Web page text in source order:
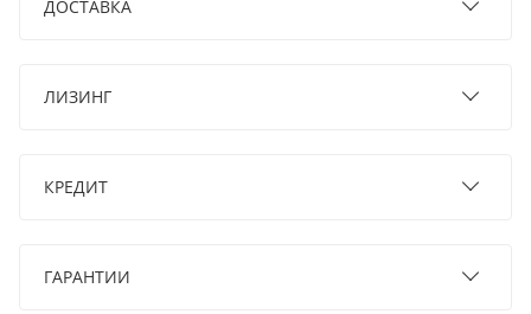
ДОСТАВКА
ЛИЗИНГ
КРЕДИТ
ГАРАНТИИ